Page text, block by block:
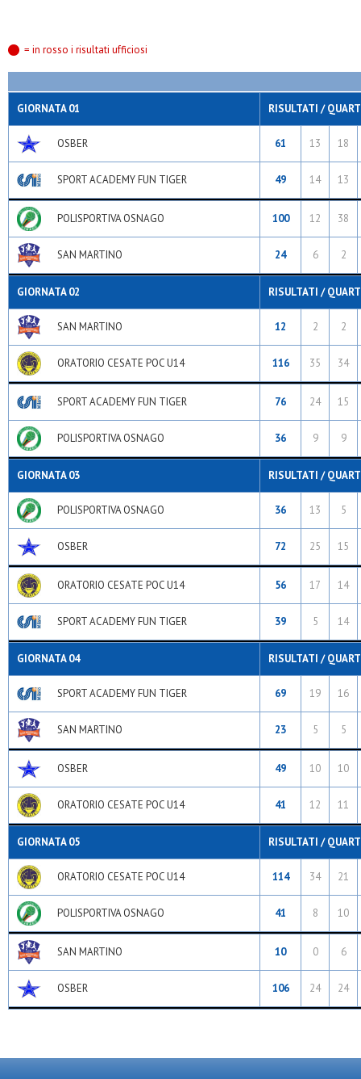
= in rosso i risultati ufficiosi
GIORNATA 01 RISULTATI /
OSBER 61 13 18
SPORT ACADEMY FUN TIGER 49 14 13
POLISPORTIVA OSNAGO 100 12 38
SAN MARTINO 24 6 2
GIORNATA 02 RISULTATI /
SAN MARTINO 12 2 2
ORATORIO CESATE POC U14 116 35 34
SPORT ACADEMY FUN TIGER 76 24 15
POLISPORTIVA OSNAGO 36 9 9
GIORNATA 03 RISULTATI /
POLISPORTIVA OSNAGO 36 13 5
OSBER 72 25 15
ORATORIO CESATE POC U14 56 17 14
SPORT ACADEMY FUN TIGER 39 5 14
GIORNATA 04 RISULTATI /
SPORT ACADEMY FUN TIGER 69 19 16
SAN MARTINO 23 5 5
OSBER 49 10 10
ORATORIO CESATE POC U14 41 12 11
GIORNATA 05 RISULTATI /
ORATORIO CESATE POC U14 114 34 21
POLISPORTIVA OSNAGO 41 8 10
SAN MARTINO 10 0 6
OSBER 106 24 24